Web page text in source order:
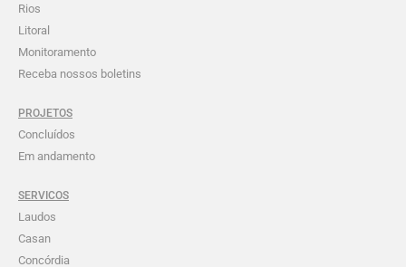
Rios
Litoral
Monitoramento
Receba nossos boletins
PROJETOS
Concluídos
Em andamento
SERVICOS
Laudos
Casan
Concórdia